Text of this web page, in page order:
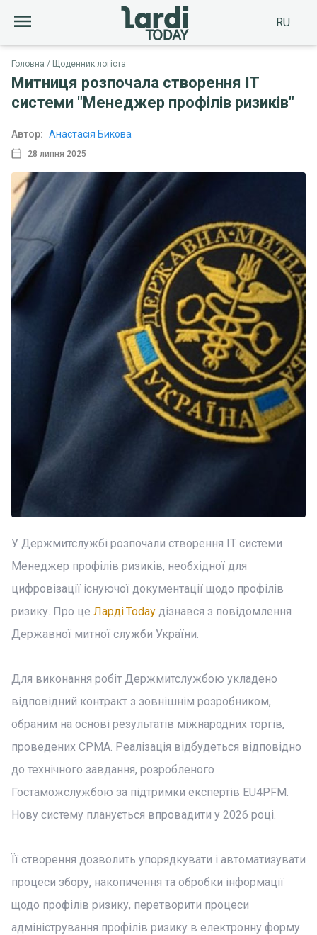
RU
Головна Щоденник логіста
Митниця розпочала створення ІТ
системи "Менеджер профілів ризиків"
28 липня 2025
Автор: Анастасія Бикова
У Держмитслужбі розпочали створення ІТ системи
Менеджер профілів ризиків, необхідної для
цифровізації існуючої документації щодо профілів
ризику. Про це Ларді.Today дізнався з повідомлення
Державної митної служби України.
Для виконання робіт Держмитслужбою укладено
відповідний контракт з зовнішнім розробником,
обраним на основі результатів міжнародних торгів,
проведених CPMA. Реалізація відбудеться відповідно
до технічного завдання, розробленого
Гостаможслужбою за підтримки експертів EU4PFM.
Нову систему планується впровадити у 2026 році.
Її створення дозволить упорядкувати і автоматизувати
процеси збору, накопичення та обробки інформації
щодо профілів ризику, перетворити процеси
адміністрування профілів ризику в електронну форму